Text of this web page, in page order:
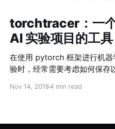
torchtracer：一
AI 实验项目的工具
在使用 pytorch 框架进行机
验时，经常需要考虑如何保存以下实
程中的各种变化参数及其图
Nov 14, 20184 min read